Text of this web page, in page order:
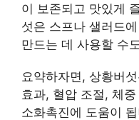
이 보존되고 맛있게
섯은 스프나 샐러드
만드는 데 사용할 수
요약하자면, 상황버
효과, 혈압 조절, 체
소화촉진에 도움이